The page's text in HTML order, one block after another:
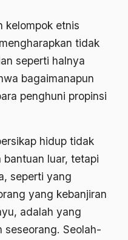
kelompok etnis
tidak
seperti halnya
bagaimanapun
penghuni propinsi
hidup tidak
luar, tetapi
seperti yang
yang kebanjiran
adalah yang
seseorang. Seolah-